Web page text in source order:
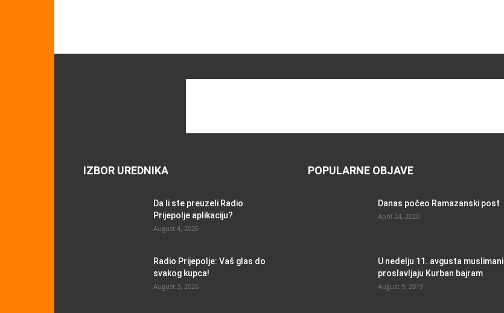
IZBOR UREDNIKA
Da li ste preuzeli Radio
Prijepolje aplikaciju?
August 4, 2026
Radio Prijepolje: Vaš glas do
svakog kupca!
August 3, 2026
POPULARNE OBJAVE
Danas počeo Ramazanski post
April 24, 2020
U nedelju 11. avgusta muslimani
proslavljaju Kurban bajram
August 9, 2019